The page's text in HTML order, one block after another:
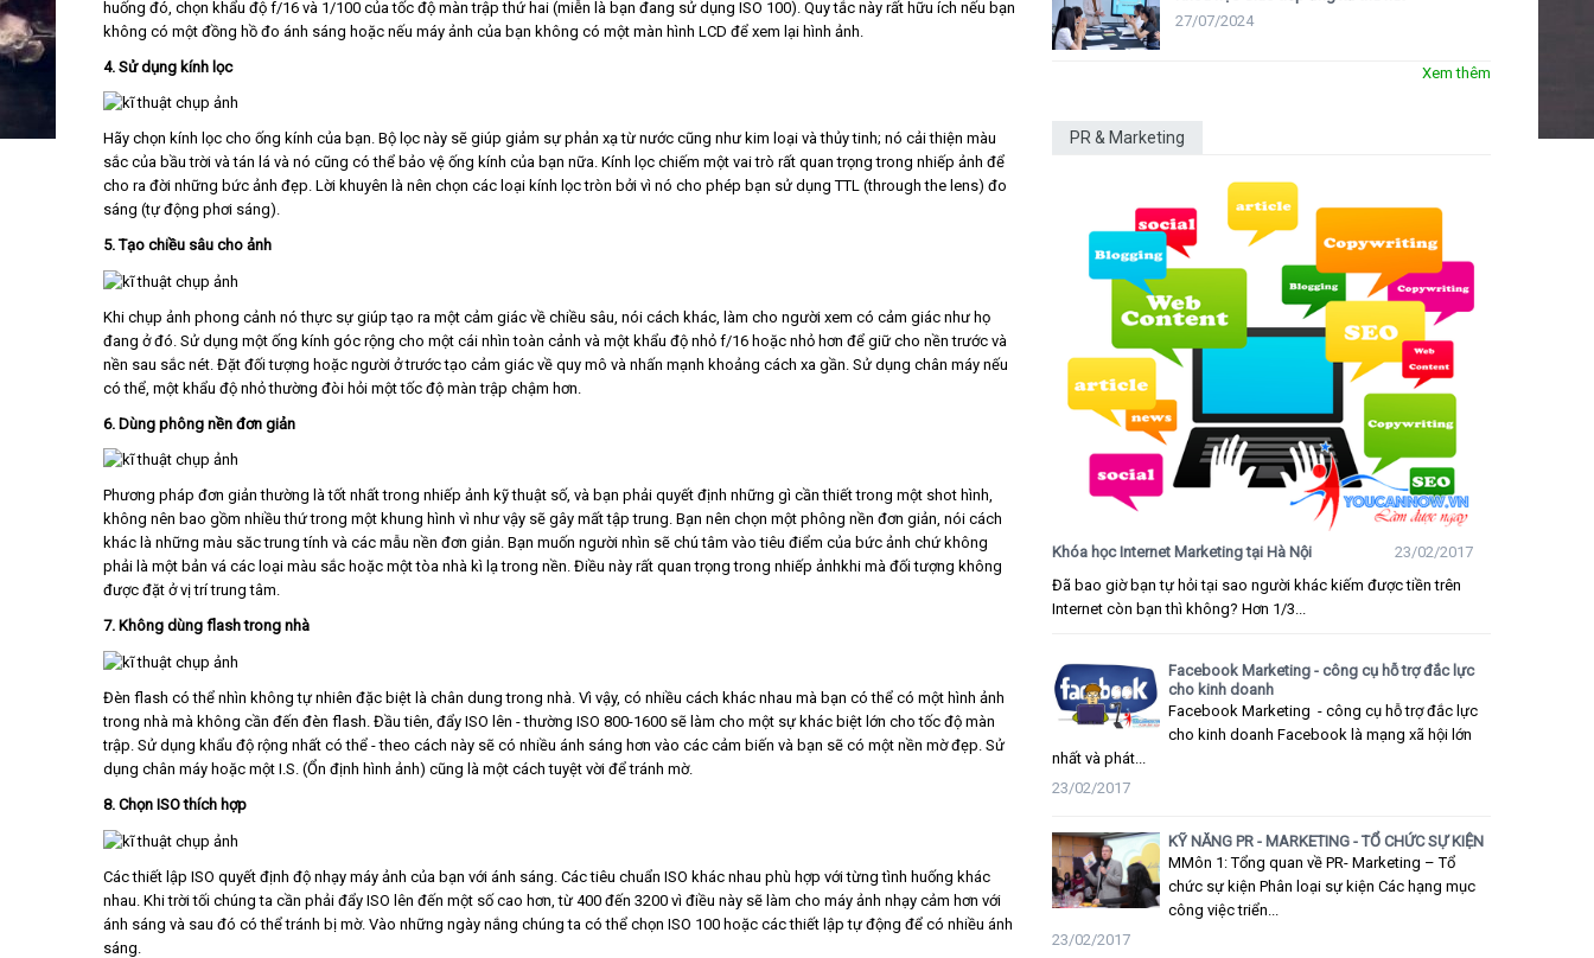
huống đó, chọn khẩu độ f/16 và 1/100 của tốc độ màn trập thứ hai (miễn là bạn đang sử dụng ISO 100). Quy tắc này rất hữu ích nếu bạn
không có một đồng hồ đo ánh sáng hoặc nếu máy ảnh của bạn không có một màn hình LCD để xem lại hình ảnh.
4. Sử dụng kính lọc
Hãy chọn kính lọc cho ống kính của bạn. Bộ lọc này sẽ giúp giảm sự phản xạ từ nước cũng như kim loại và thủy tinh; nó cải thiện màu
sắc của bầu trời và tán lá và nó cũng có thể bảo vệ ống kính của bạn nữa. Kính lọc chiếm một vai trò rất quan trọng trong nhiếp ảnh để
cho ra đời những bức ảnh đẹp. Lời khuyên là nên chọn các loại kính lọc tròn bởi vì nó cho phép bạn sử dụng TTL (through the lens) đo
sáng (tự động phơi sáng).
5. Tạo chiều sâu cho ảnh
Khi chụp ảnh phong cảnh nó thực sự giúp tạo ra một cảm giác về chiều sâu, nói cách khác, làm cho người xem có cảm giác như họ
đang ở đó. Sử dụng một ống kính góc rộng cho một cái nhìn toàn cảnh và một khẩu độ nhỏ f/16 hoặc nhỏ hơn để giữ cho nền trước và
nền sau sắc nét. Đặt đối tượng hoặc người ở trước tạo cảm giác về quy mô và nhấn mạnh khoảng cách xa gần. Sử dụng chân máy nếu
có thể, một khẩu độ nhỏ thường đòi hỏi một tốc độ màn trập chậm hơn.
6. Dùng phông nền đơn giản
Phương pháp đơn giản thường là tốt nhất trong nhiếp ảnh kỹ thuật số, và bạn phải quyết định những gì cần thiết trong một shot hình,
không nên bao gồm nhiều thứ trong một khung hình vì như vậy sẽ gây mất tập trung. Bạn nên chọn một phông nền đơn giản, nói cách
khác là những màu săc trung tính và các mẫu nền đơn giản. Bạn muốn người nhìn sẽ chú tâm vào tiêu điểm của bức ảnh chứ không
phải là một bản vá các loại màu sắc hoặc một tòa nhà kì lạ trong nền. Điều này rất quan trọng trong nhiếp ảnhkhi mà đối tượng không
được đặt ở vị trí trung tâm.
7. Không dùng flash trong nhà
Đèn flash có thể nhìn không tự nhiên đặc biệt là chân dung trong nhà. Vì vậy, có nhiều cách khác nhau mà bạn có thể có một hình ảnh
trong nhà mà không cần đến đèn flash. Đầu tiên, đẩy ISO lên - thường ISO 800-1600 sẽ làm cho một sự khác biệt lớn cho tốc độ màn
trập. Sử dụng khẩu độ rộng nhất có thể - theo cách này sẽ có nhiều ánh sáng hơn vào các cảm biến và bạn sẽ có một nền mờ đẹp. Sử
dụng chân máy hoặc một I.S. (Ổn định hình ảnh) cũng là một cách tuyệt vời để tránh mờ.
8. Chọn ISO thích hợp
Các thiết lập ISO quyết định độ nhạy máy ảnh của bạn với ánh sáng. Các tiêu chuẩn ISO khác nhau phù hợp với từng tình huống khác
nhau. Khi trời tối chúng ta cần phải đẩy ISO lên đến một số cao hơn, từ 400 đến 3200 vì điều này sẽ làm cho máy ảnh nhạy cảm hơn với
ánh sáng và sau đó có thể tránh bị mờ. Vào những ngày nắng chúng ta có thể chọn ISO 100 hoặc các thiết lập tự động để có nhiều ánh
sáng.
27/07/2024
Xem thêm
PR & Marketing
Khóa học Internet Marketing tại Hà Nội
23/02/2017
Đã bao giờ bạn tự hỏi tại sao người khác kiếm được tiền trên
Internet còn bạn thì không? Hơn 1/3...
Facebook Marketing - công cụ hỗ trợ đắc lực
cho kinh doanh
Facebook Marketing - công cụ hỗ trợ đắc lực
cho kinh doanh Facebook là mạng xã hội lớn
nhất và phát...
23/02/2017
KỸ NĂNG PR - MARKETING - TỔ CHỨC SỰ KIỆN
MMôn 1: Tổng quan về PR- Marketing – Tổ
chức sự kiện Phân loại sự kiện Các hạng mục
công việc triển...
23/02/2017